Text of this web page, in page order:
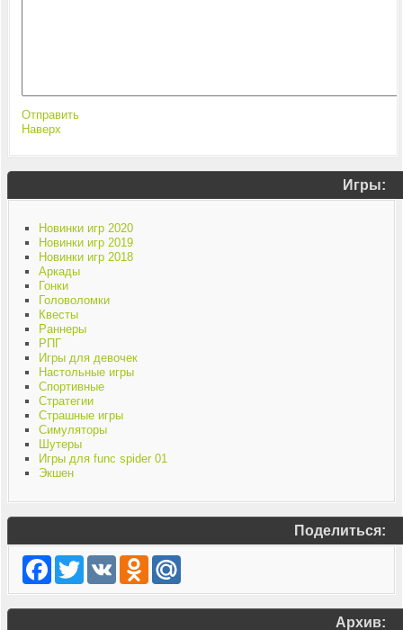
Отправить
Наверх
Игры:
Новинки игр 2020
Новинки игр 2019
Новинки игр 2018
Аркады
Гонки
Головоломки
Квесты
Раннеры
РПГ
Игры для девочек
Настольные игры
Спортивные
Стратегии
Страшные игры
Симуляторы
Шутеры
Игры для func spider 01
Экшен
Поделиться:
Facebook
TwitterVK Odnoklassniki
Mail.Ru
Архив: